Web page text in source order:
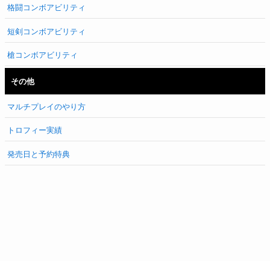
格闘コンボアビリティ
短剣コンボアビリティ
槍コンボアビリティ
その他
マルチプレイのやり方
トロフィー実績
発売日と予約特典